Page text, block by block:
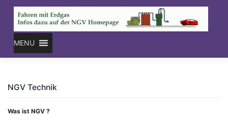
content
MENU
NGV Technik
Was ist NGV ?